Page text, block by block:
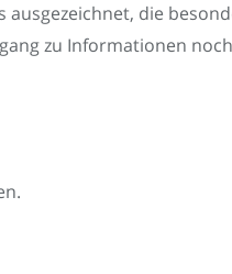
die
zu Informationen